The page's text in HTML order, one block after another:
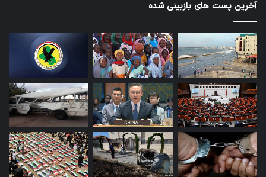
آخرین پست های بازبینی شده